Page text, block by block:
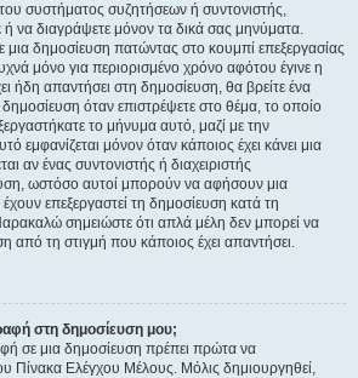
του συστήματος συζητήσεων ή συντονιστής,
ή να διαγράψετε μόνον τα δικά σας μηνύματα.
μια δημοσίευση πατώντας στο κουμπί επεξεργασίας
μόνο για περιορισμένο χρόνο αφότου έγινε η
ήδη απαντήσει στη δημοσίευση, θα βρείτε ένα
όταν επιστρέψετε στο θέμα, το οποίο
το μήνυμα αυτό, μαζί με την
εμφανίζεται μόνον όταν κάποιος έχει κάνει μια
αν ένας συντονιστής ή διαχειριστής
ωστόσο αυτοί μπορούν να αφήσουν μια
επεξεργαστεί τη δημοσίευση κατά τη
σημειώστε ότι απλά μέλη δεν μπορεί να
από τη στιγμή που κάποιος έχει απαντήσει.
στη δημοσίευση μου;
σε μια δημοσίευση πρέπει πρώτα να
Πίνακα Ελέγχου Μέλους. Μόλις δημιουργηθεί,